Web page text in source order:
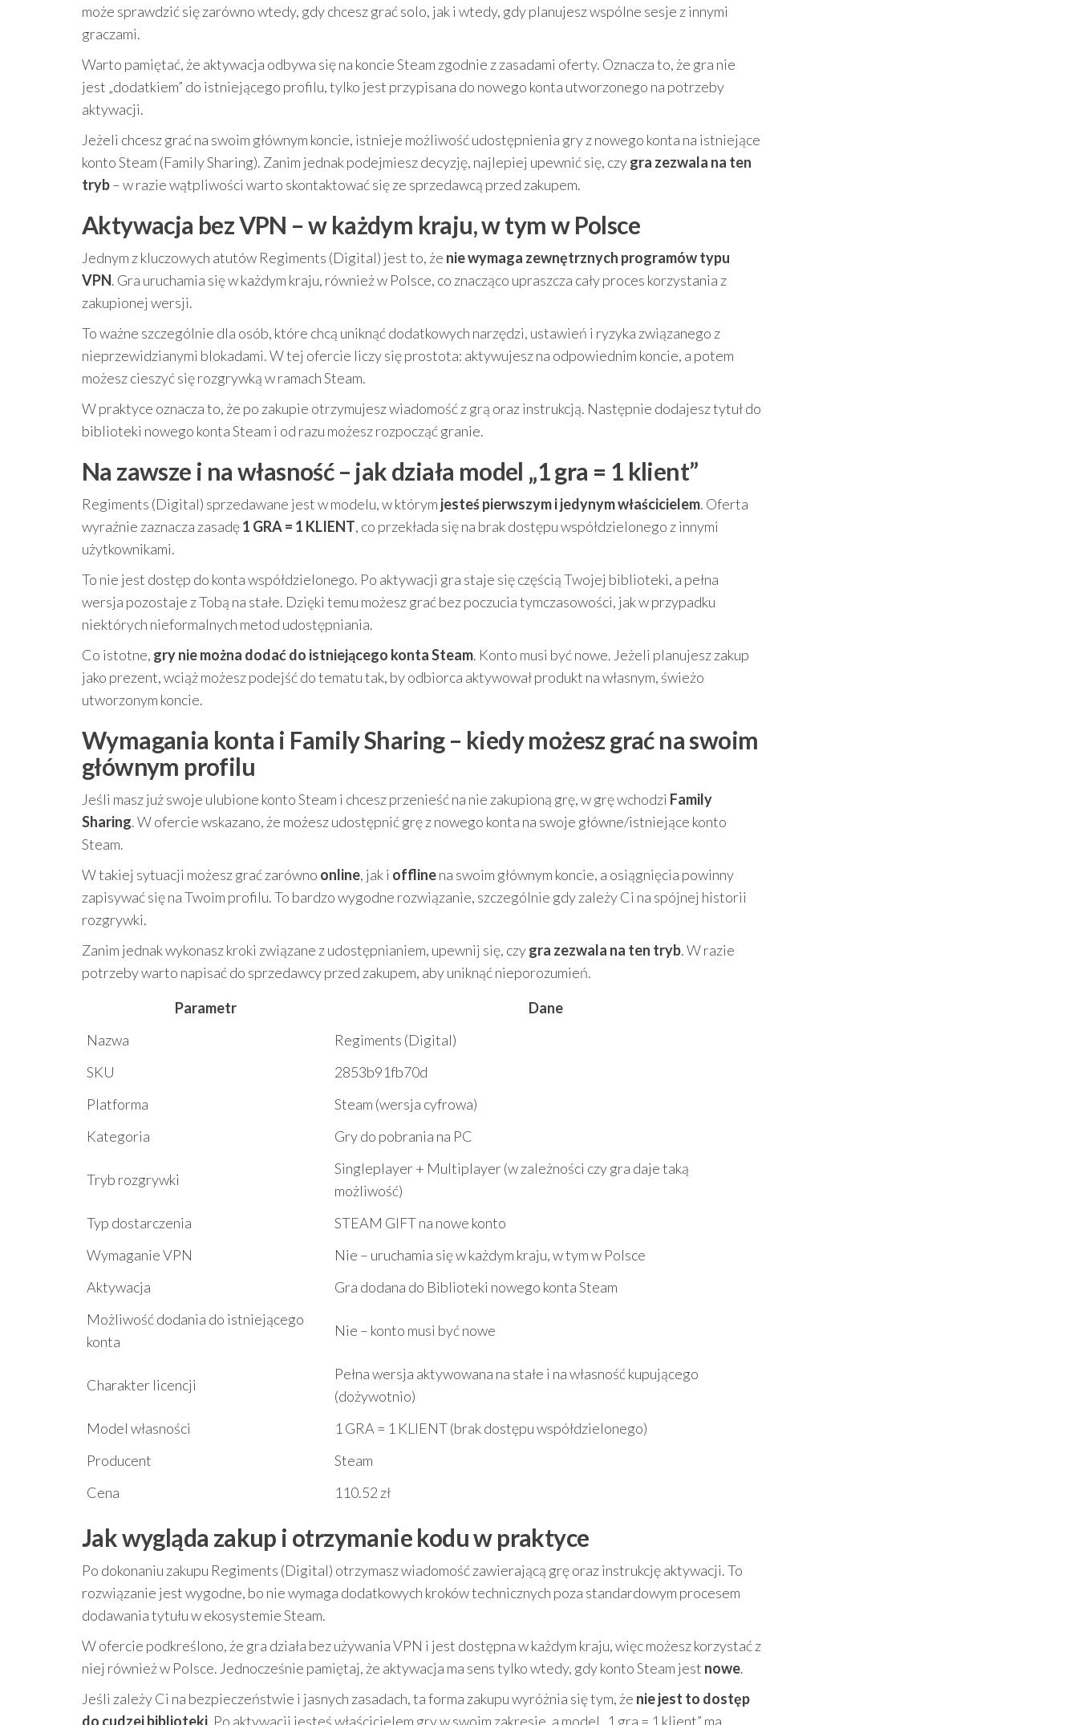
może sprawdzić się zarówno wtedy, gdy chcesz grać solo, jak i wtedy, gdy planujesz wspólne sesje z innymi
graczami.
Warto pamiętać, że aktywacja odbywa się na koncie Steam zgodnie z zasadami oferty. Oznacza to, że gra nie
jest „dodatkiem” do istniejącego profilu, tylko jest przypisana do nowego konta utworzonego na potrzeby
aktywacji.
Jeżeli chcesz grać na swoim głównym koncie, istnieje możliwość udostępnienia gry z nowego konta na istniejące
konto Steam (Family Sharing). Zanim jednak podejmiesz decyzję, najlepiej upewnić się, czygra zezwala na ten
tryb– w razie wątpliwości warto skontaktować się ze sprzedawcą przed zakupem.
Aktywacja bez VPN – w każdym kraju, w tym w Polsce
Jednym z kluczowych atutów Regiments (Digital) jest to, że nie wymaga zewnętrznych programów typu
VPN. Gra uruchamia się w każdym kraju, również w Polsce, co znacząco upraszcza cały proces korzystania z
zakupionej wersji.
To ważne szczególnie dla osób, które chcą uniknąć dodatkowych narzędzi, ustawień i ryzyka związanego z
nieprzewidzianymi blokadami. W tej ofercie liczy się prostota: aktywujesz na odpowiednim koncie, a potem
możesz cieszyć się rozgrywką w ramach Steam.
W praktyce oznacza to, że po zakupie otrzymujesz wiadomość z grą oraz instrukcją. Następnie dodajesz tytuł do
biblioteki nowego konta Steam i od razu możesz rozpocząć granie.
Na zawsze i na własność – jak działa model „1 gra = 1 klient”
Regiments (Digital) sprzedawane jest w modelu, w którym jesteś pierwszym i jedynym właścicielem. Oferta
wyraźnie zaznacza zasadę1 GRA = 1 KLIENT, co przekłada się na brak dostępu współdzielonego z innymi
użytkownikami.
To nie jest dostęp do konta współdzielonego. Po aktywacji gra staje się częścią Twojej biblioteki, a pełna
wersja pozostaje z Tobą na stałe. Dzięki temu możesz grać bez poczucia tymczasowości, jak w przypadku
niektórych nieformalnych metod udostępniania.
Co istotne, gry nie można dodać do istniejącego konta Steam. Konto musi być nowe. Jeżeli planujesz zakup
jako prezent, wciąż możesz podejść do tematu tak, by odbiorca aktywował produkt na własnym, świeżo
utworzonym koncie.
Wymagania konta i Family Sharing – kiedy możesz grać na swoim
głównym profilu
Jeśli masz już swoje ulubione konto Steam i chcesz przenieść na nie zakupioną grę, w grę wchodzi Family
Sharing. W ofercie wskazano, że możesz udostępnić grę z nowego konta na swoje główne/istniejące konto
Steam.
W takiej sytuacji możesz grać zarówno online, jak i offlinena swoim głównym koncie, a osiągnięcia powinny
zapisywać się na Twoim profilu. To bardzo wygodne rozwiązanie, szczególnie gdy zależy Ci na spójnej historii
rozgrywki.
Zanim jednak wykonasz kroki związane z udostępnianiem, upewnij się, czygra zezwala na ten tryb. W razie
potrzeby warto napisać do sprzedawcy przed zakupem, aby uniknąć nieporozumień.
Parametr
Dane
Nazwa
Regiments (Digital)
SKU
2853b91fb70d
Platforma
Steam (wersja cyfrowa)
Kategoria
Gry do pobrania na PC
Tryb rozgrywki
Singleplayer + Multiplayer (w zależności czy gra daje taką
możliwość)
Typ dostarczenia
STEAM GIFT na nowe konto
Wymaganie VPN
Nie – uruchamia się w każdym kraju, w tym w Polsce
Aktywacja
Gra dodana do Biblioteki nowego konta Steam
Możliwość dodania do istniejącego
konta
Nie – konto musi być nowe
Charakter licencji
Pełna wersja aktywowana na stałe i na własność kupującego
(dożywotnio)
Model własności
1 GRA = 1 KLIENT (brak dostępu współdzielonego)
Producent
Steam
Cena
110.52 zł
Jak wygląda zakup i otrzymanie kodu w praktyce
Po dokonaniu zakupu Regiments (Digital) otrzymasz wiadomość zawierającą grę oraz instrukcję aktywacji. To
rozwiązanie jest wygodne, bo nie wymaga dodatkowych kroków technicznych poza standardowym procesem
dodawania tytułu w ekosystemie Steam.
W ofercie podkreślono, że gra działa bez używania VPN i jest dostępna w każdym kraju, więc możesz korzystać z
niej również w Polsce. Jednocześnie pamiętaj, że aktywacja ma sens tylko wtedy, gdy konto Steam jest nowe.
Jeśli zależy Ci na bezpieczeństwie i jasnych zasadach, ta forma zakupu wyróżnia się tym, że nie jest to dostęp
do cudzej biblioteki. Po aktywacji jesteś właścicielem gry w swoim zakresie, a model „1 gra = 1 klient” ma